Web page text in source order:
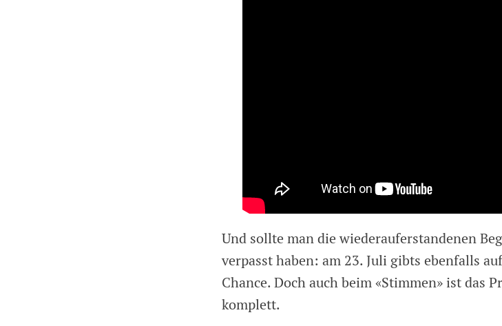
Und sollte man die wiederauferstandenen
verpasst haben: am 23. Juli gibts ebenfalls
Chance. Doch auch beim «Stimmen» ist das
komplett.